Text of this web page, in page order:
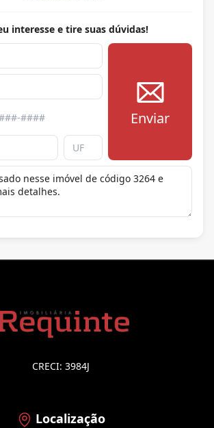
interesse e tire suas dúvidas!
Enviar
CRECI: 3984J
Localização